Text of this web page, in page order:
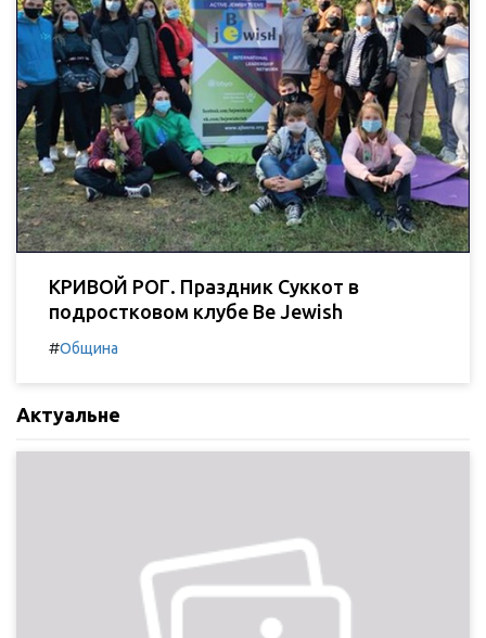
КРИВОЙ РОГ. Праздник Суккот в
подростковом клубе Be Jewish
#Община
Актуальне